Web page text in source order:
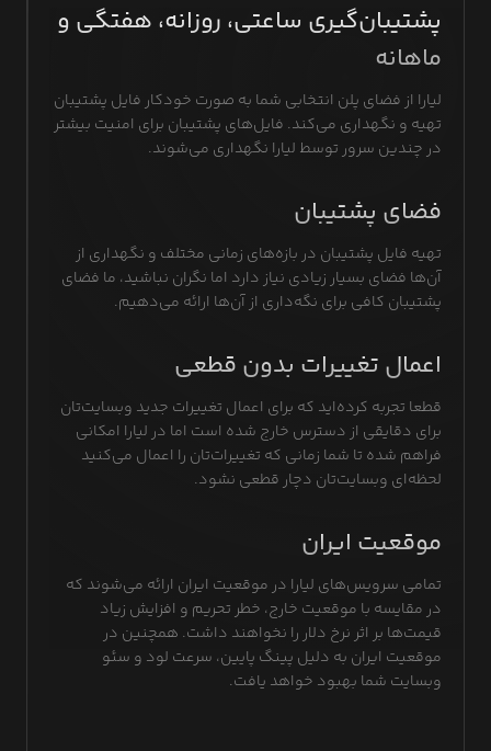
پشتیبان‌گیری ساعتی، روزانه، هفتگی و
ماهانه
لیارا از فضای پلن انتخابی شما به صورت خودکار فایل پشتیبان
تهیه و نگهداری می‌کند. فایل‌های پشتیبان برای امنیت بیشتر
در چندین سرور توسط لیارا نگهداری می‌شوند.
فضای پشتیبان
تهیه فایل پشتیبان در بازه‌های زمانی مختلف و نگهداری از
آن‌ها فضای بسیار زیادی نیاز دارد اما نگران نباشید، ما فضای
پشتیبان کافی برای نگه‌داری از آن‌ها ارائه می‌دهیم.
اعمال تغییرات بدون قطعی
قطعا تجربه کرده‌اید که برای اعمال تغییرات جدید وبسایت‌تان
برای دقایقی از دسترس خارج شده است اما در لیارا امکانی
فراهم شده تا شما زمانی که تغییرات‌تان را اعمال می‌کنید
لحظه‌ای وبسایت‌تان دچار قطعی نشود.
موقعیت ایران
تمامی سرویس‌های لیارا در موقعیت ایران ارائه می‌شوند که
در مقایسه با موقعیت خارج، خطر تحریم و افزایش زیاد
قیمت‌ها بر اثر نرخ دلار را نخواهند داشت. همچنین در
موقعیت ایران به دلیل پینگ پایین، سرعت لود و سئو
وبسایت شما بهبود خواهد یافت.